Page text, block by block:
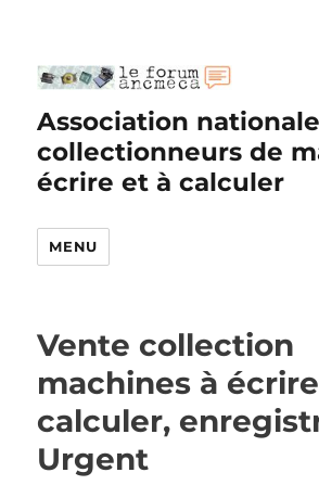
Association
collectionneurs de
écrire et à calculer
MENU
Vente collection
machines à
calculer,
Urgent